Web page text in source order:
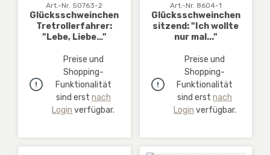
Art.-Nr. 50763-2
Glücksschweinchen
Tretrollerfahrer:
"Lebe, Liebe…"
Preise und
Shopping-
Funktionalität
sind erst nach
Login verfügbar.
Art.-Nr. 8604-1
Glücksschweinchen
sitzend: "Ich wollte
nur mal..."
Preise und
Shopping-
Funktionalität
sind erstnach
Login verfügbar.